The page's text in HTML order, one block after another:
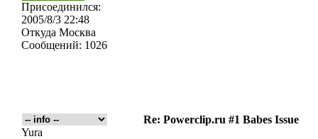
Присоединился:
2005/8/3 22:48
Откуда Москва
Сообщений: 1026
Re: Powerclip.ru #1 Babes Issue
Yura